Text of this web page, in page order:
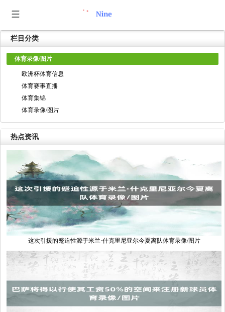
栏目分类
体育录像/图片
欧洲杯体育信息
体育赛事直播
体育集锦
体育录像/图片
热点资讯
这次引援的蹙迫性源于米兰·什克里尼亚尔今夏离队体育录像/图片